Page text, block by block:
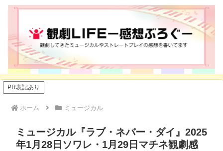
PR表記あり
ホーム ミュージカル
ミュージカル『ラブ・ネバー・ダイ』2025
年1月28日ソワレ・1月29日マチネ観劇感